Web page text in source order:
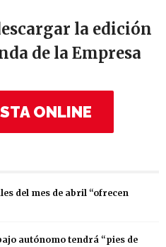
la edición
de la Empresa
ONLINE
del mes de abril “ofrecen
autónomo tendrá “pies de